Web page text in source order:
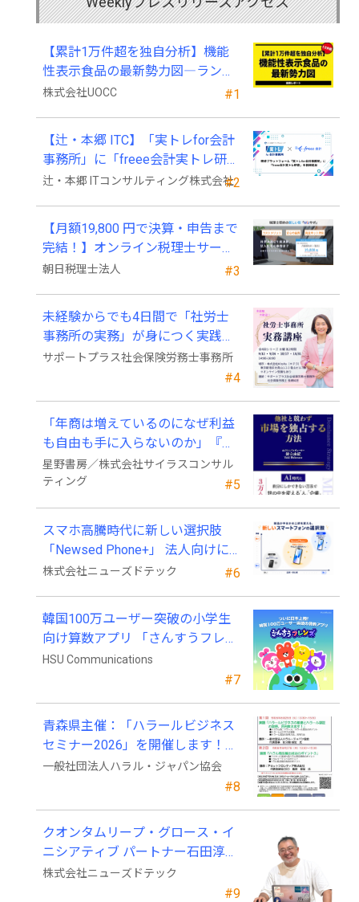
#1
【累計1万件超を独自分析】機能
性表示食品の最新勢力図―ランキ
ングと2025年4月以降の変化
株式会社UOCC
#2
【辻・本郷 ITC】「実トレfor会計
事務所」に「freee会計実トレ研
修」を新規追加
辻・本郷 ITコンサルティング株式会社
#3
【月額19,800 円で決算・申告まで
完結！】オンライン税理士サービ
ス「Wiz サポ」
朝日税理士法人
#4
未経験からでも4日間で「社労士
事務所の実務」が身につく実践講
座、2026年9月開講
サポートプラス社会保険労務士事務所
#5
「年商は増えているのになぜ利益
も自由も手に入らないのか」『他
社と競わず 市場を独占する方法』
発売
星野書房／株式会社サイラスコンサル
ティング
#6
スマホ高騰時代に新しい選択肢
「Newsed Phone+」 法人向けに7
月23日から販売開始
株式会社ニューズドテック
#7
韓国100万ユーザー突破の小学生
向け算数アプリ 「さんすうフレン
ズ」、ついに日本上陸!
HSU Communications
#8
青森県主催：「ハラールビジネス
セミナー2026」を開催します！
（参加費無料）
一般社団法人ハラル・ジャパン協会
#9
クオンタムリープ・グロース・イ
ニシアティブ パートナー石田淳也
氏がニューズドテックの戦略顧問
株式会社ニューズドテック